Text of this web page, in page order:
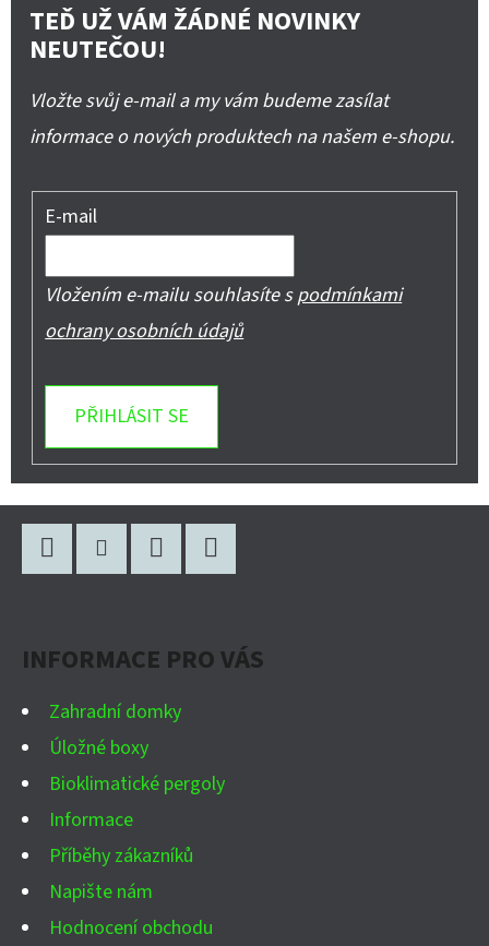
TEĎ UŽ VÁM ŽÁDNÉ NOVINKY
NEUTEČOU!
Vložte svůj e-mail a my vám budeme zasílat
informace o nových produktech na našem e-shopu.
E-mail
Vložením e-mailu souhlasíte spodmínkami
ochrany osobních údajů
PŘIHLÁSIT SE
Z
INFORMACE PRO VÁS
Zahradní domky
Úložné boxy
Bioklimatické pergoly
Informace
Příběhy zákazníků
Napište nám
Hodnocení obchodu